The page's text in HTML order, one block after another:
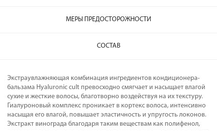
МЕРЫ ПРЕДОСТОРОЖНОСТИ
СОСТАВ
Экстраувлажняющая комбинация ингредиентов кондиционера-
бальзама Hyaluronic cult превосходно смягчает и насыщает влагой
сухие и жесткие волосы, благотворно воздействуя на их текстуру.
Гиалуроновый комплекс проникает в кортекс волоса, интенсивно
насыщая его влагой, повышает эластичность и упругость локонов.
Экстракт винограда благодаря таким веществам как полифенол,